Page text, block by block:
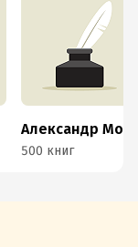
500 книг